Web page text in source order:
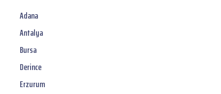
Adana
Antalya
Bursa
Derince
Erzurum